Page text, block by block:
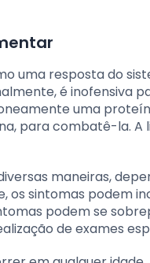
uma resposta do
é inofensiva
uma
para combatê-la. A
maneiras,
os sintomas podem
podem se
de exames